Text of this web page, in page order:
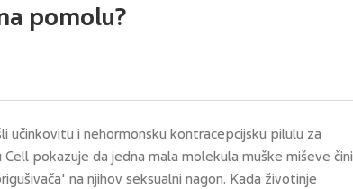
pomolu?
učinkovitu i nehormonsku kontracepcijsku pilulu za
pokazuje da jedna mala molekula muške miševe čini
na njihov seksualni nagon. Kada životinje